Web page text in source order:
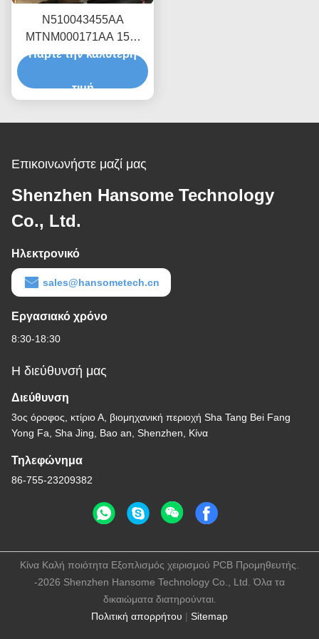
N510043455AA
MTNM000171AA 15W
SMT Μηχανικός
CM602
Πάρτε την καλύτερη
τιμή
Επικοινωνήστε μαζί μας
Shenzhen Hansome Technology
Co., Ltd.
Ηλεκτρονικό
sales@hansometech.cn
Εργασιακό χρόνο
8:30-18:30
Η διεύθυνσή μας
Διεύθυνση
3ος όροφος, κτίριο Α, βιομηχανική περιοχή Sha Tang Bei Fang
Yong Fa, Sha Jing, Bao an, Shenzhen, Κίνα
Τηλεφώνημα
86-755-23209382
Πολιτική απορρήτου | Sitemap
Κίνα Καλή ποιότητα Εξοπλισμός χειρισμού PCB Προμηθευτής.
-2026 Shenzhen Hansome Technology Co., Ltd. Όλα τα
δικαιώματα διατηρούνται.